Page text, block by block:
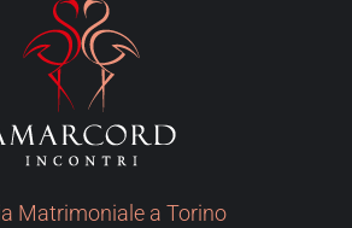
Matrimoniale a Torino